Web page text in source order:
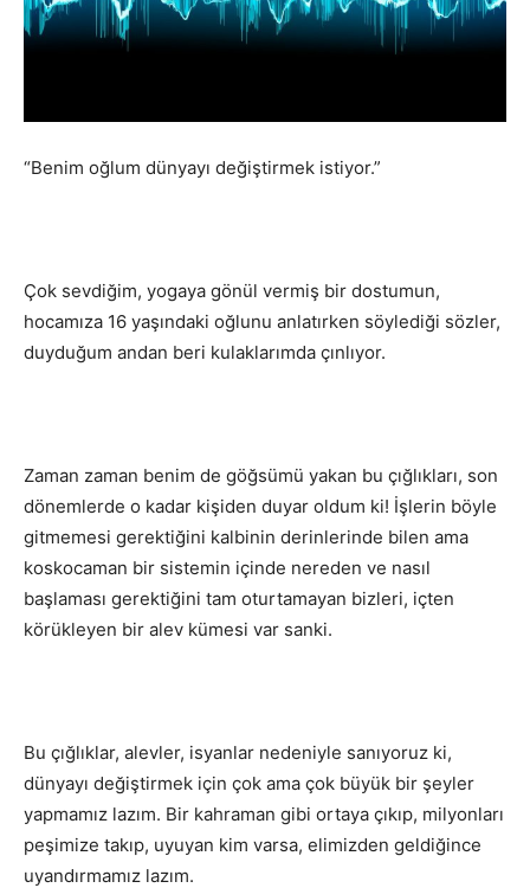
“Benim oğlum dünyayı değiştirmek istiyor.”
Çok sevdiğim, yogaya gönül vermiş bir dostumun,
hocamıza 16 yaşındaki oğlunu anlatırken söylediği sözler,
duyduğum andan beri kulaklarımda çınlıyor.
Zaman zaman benim de göğsümü yakan bu çığlıkları, son
dönemlerde o kadar kişiden duyar oldum ki! İşlerin böyle
gitmemesi gerektiğini kalbinin derinlerinde bilen ama
koskocaman bir sistemin içinde nereden ve nasıl
başlaması gerektiğini tam oturtamayan bizleri, içten
körükleyen bir alev kümesi var sanki.
Bu çığlıklar, alevler, isyanlar nedeniyle sanıyoruz ki,
dünyayı değiştirmek için çok ama çok büyük bir şeyler
yapmamız lazım. Bir kahraman gibi ortaya çıkıp, milyonları
peşimize takıp, uyuyan kim varsa, elimizden geldiğince
uyandırmamız lazım.